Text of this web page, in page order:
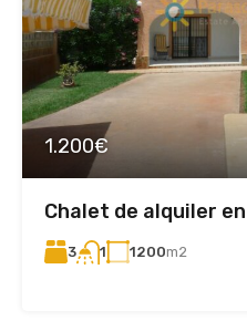
1.200€
Chalet de alquiler
3 1 1200m2